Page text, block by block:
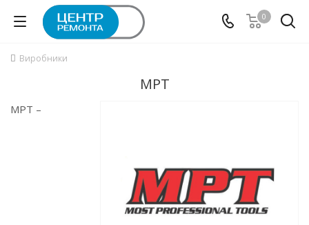
0
Виробники
MPT
MPT –